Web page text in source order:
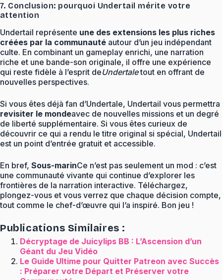
7. Conclusion: pourquoi Undertail mérite votre
attention
Undertail représente une des extensions les plus riches
créées par la communauté autour d’un jeu indépendant
culte. En combinant un gameplay enrichi, une narration
riche et une bande-son originale, il offre une expérience
qui reste fidèle à l’esprit deUndertaletout en offrant de
nouvelles perspectives.
Si vous êtes déjà fan d’Undertale, Undertail vous permettra
revisiter le mondeavec de nouvelles missions et un degré
de liberté supplémentaire. Si vous êtes curieux de
découvrir ce qui a rendu le titre original si spécial, Undertail
est un point d’entrée gratuit et accessible.
En bref, Sous-marinCe n’est pas seulement un mod : c’est
une communauté vivante qui continue d’explorer les
frontières de la narration interactive. Téléchargez,
plongez-vous et vous verrez que chaque décision compte,
tout comme le chef-d’œuvre qui l’a inspiré. Bon jeu !
Publications Similaires :
Décryptage de Juicylips BB : L’Ascension d’un
Géant du Jeu Vidéo
Le Guide Ultime pour Quitter Patreon avec Succès
: Préparer votre Départ et Préserver votre